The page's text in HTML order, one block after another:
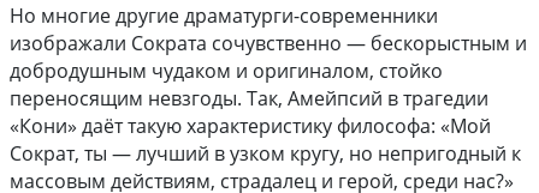
Но многие другие драматурги-современники
изображали Сократа сочувственно — бескорыстным и
добродушным чудаком и оригиналом, стойко
переносящим невзгоды. Так, Амейпсий в трагедии
«Кони» даёт такую характеристику философа: «Мой
Сократ, ты — лучший в узком кругу, но непригодный к
массовым действиям, страдалец и герой, среди нас?»